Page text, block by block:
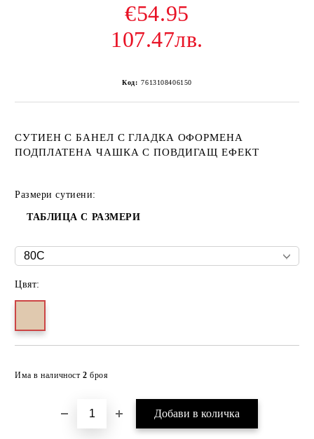
€54.95
107.47лв.
Код: 7613108406150
СУТИЕН С БАНЕЛ С ГЛАДКА ОФОРМЕНА
ПОДПЛАТЕНА ЧАШКА С ПОВДИГАЩ ЕФЕКТ
Размери сутиени:
ТАБЛИЦА С РАЗМЕРИ
Цвят:
Има в наличност 2 броя